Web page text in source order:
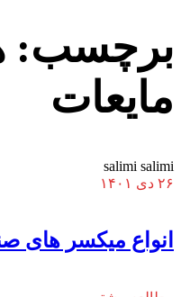
برچسب:
مایعات
salimi salimi
۲۶ دی ۱۴۰۱
انواع میکسر های